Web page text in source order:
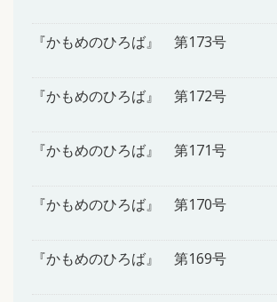
『かもめのひろば』 第173号
『かもめのひろば』 第172号
『かもめのひろば』 第171号
『かもめのひろば』 第170号
『かもめのひろば』 第169号